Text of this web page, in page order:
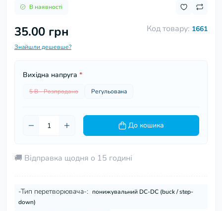
В наявності
Код товару: 1661
35.00 грн
Знайшли дешевше?
Вихідна напруга *
5 В - Розпродано Регульована
До кошика
🚚 Відправка щодня о 15 годині
-Тип перетворювача-:
понижувальний DC-DC (buck / step-
down)